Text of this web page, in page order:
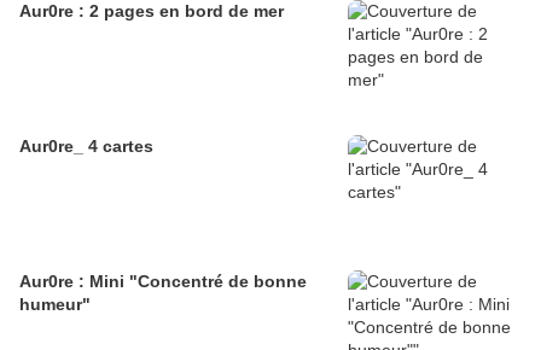
Aur0re : 2 pages en bord de mer
Aur0re_ 4 cartes
Aur0re : Mini "Concentré de bonne
humeur"